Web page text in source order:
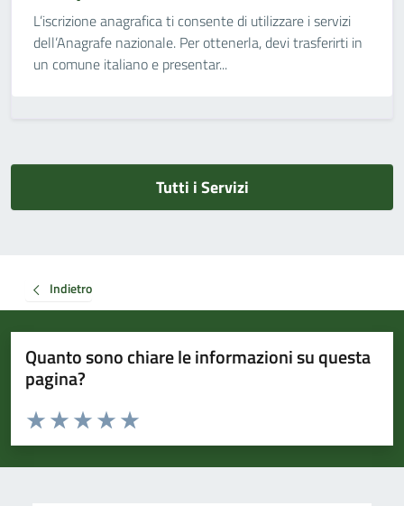
L’iscrizione anagrafica ti consente di utilizzare i servizi
dell’Anagrafe nazionale. Per ottenerla, devi trasferirti in
un comune italiano e presentar...
Tutti i Servizi
Indietro
Quanto sono chiare le informazioni su questa
pagina?
Valuta da 1 a 5 stelle la pagina
Valuta 5 stelle su 5
Valuta 4 stelle su 5
Valuta 3 stelle su 5
Valuta 2 stelle su 5
Valuta 1 stelle su 5